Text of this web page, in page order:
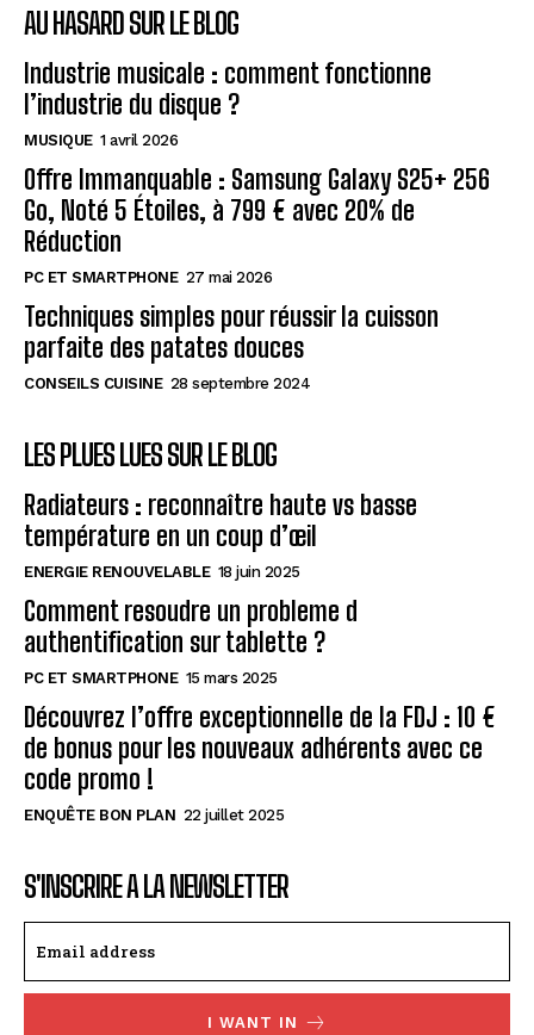
AU HASARD SUR LE BLOG
Industrie musicale : comment fonctionne
l’industrie du disque ?
MUSIQUE 1 avril 2026
Offre Immanquable : Samsung Galaxy S25+ 256
Go, Noté 5 Étoiles, à 799 € avec 20% de
Réduction
PC ET SMARTPHONE 27 mai 2026
Techniques simples pour réussir la cuisson
parfaite des patates douces
CONSEILS CUISINE 28 septembre 2024
LES PLUES LUES SUR LE BLOG
Radiateurs : reconnaître haute vs basse
température en un coup d’œil
ENERGIE RENOUVELABLE 18 juin 2025
Comment resoudre un probleme d
authentification sur tablette ?
PC ET SMARTPHONE 15 mars 2025
Découvrez l’offre exceptionnelle de la FDJ : 10 €
de bonus pour les nouveaux adhérents avec ce
code promo !
ENQUÊTE BON PLAN 22 juillet 2025
S'INSCRIRE A LA NEWSLETTER
I WANT IN